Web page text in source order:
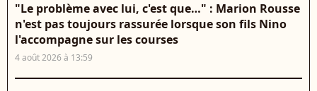
"Le problème avec lui, c'est que…" : Marion Rousse
n'est pas toujours rassurée lorsque son fils Nino
l'accompagne sur les courses
4 août 2026 à 13:59